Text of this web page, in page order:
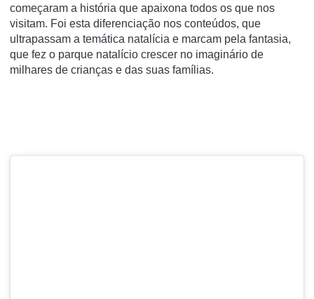
começaram a história que apaixona todos os que nos
visitam. Foi esta diferenciação nos conteúdos, que
ultrapassam a temática natalícia e marcam pela fantasia,
que fez o parque natalício crescer no imaginário de
milhares de crianças e das suas famílias.